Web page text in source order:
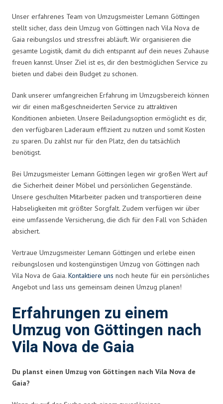
Unser erfahrenes Team von Umzugsmeister Lemann Göttingen
stellt sicher, dass dein Umzug von Göttingen nach Vila Nova de
Gaia reibungslos und stressfrei abläuft. Wir organisieren die
gesamte Logistik, damit du dich entspannt auf dein neues Zuhause
freuen kannst. Unser Ziel ist es, dir den bestmöglichen Service zu
bieten und dabei dein Budget zu schonen.
Dank unserer umfangreichen Erfahrung im Umzugsbereich können
wir dir einen maßgeschneiderten Service zu attraktiven
Konditionen anbieten. Unsere Beiladungsoption ermöglicht es dir,
den verfügbaren Laderaum effizient zu nutzen und somit Kosten
zu sparen. Du zahlst nur für den Platz, den du tatsächlich
benötigst.
Bei Umzugsmeister Lemann Göttingen legen wir großen Wert auf
die Sicherheit deiner Möbel und persönlichen Gegenstände.
Unsere geschulten Mitarbeiter packen und transportieren deine
Habseligkeiten mit größter Sorgfalt. Zudem verfügen wir über
eine umfassende Versicherung, die dich für den Fall von Schäden
absichert.
Vertraue Umzugsmeister Lemann Göttingen und erlebe einen
reibungslosen und kostengünstigen Umzug von Göttingen nach
Vila Nova de Gaia. Kontaktiere uns noch heute für ein persönliches
Angebot und lass uns gemeinsam deinen Umzug planen!
Erfahrungen zu einem
Umzug von Göttingen nach
Vila Nova de Gaia
Du planst einen Umzug von Göttingen nach Vila Nova de
Gaia?